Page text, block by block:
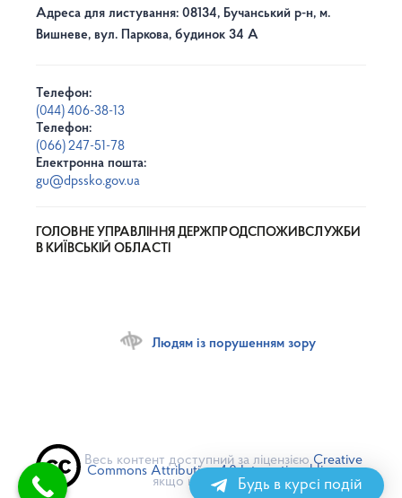
Адреса для листування: 08134, Бучанський р-н, м.
Вишневе, вул. Паркова, будинок 34 А
Телефон:
(044) 406-38-13
Телефон:
(066) 247-51-78
Електронна пошта:
gu@dpssko.gov.ua
ГОЛОВНЕ УПРАВЛІННЯ ДЕРЖПРОДСПОЖИВСЛУЖБИ
В КИЇВСЬКІЙ ОБЛАСТІ
Людям із порушенням зору
Весь контент доступний за ліцензією Creative
Commons Attribution 4.0 International license,
якщо не зазначено іншеБудь в курсі подій